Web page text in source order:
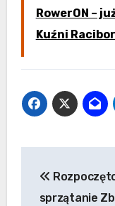
RowerON –
Kuźni
wpisu
sprzątanie